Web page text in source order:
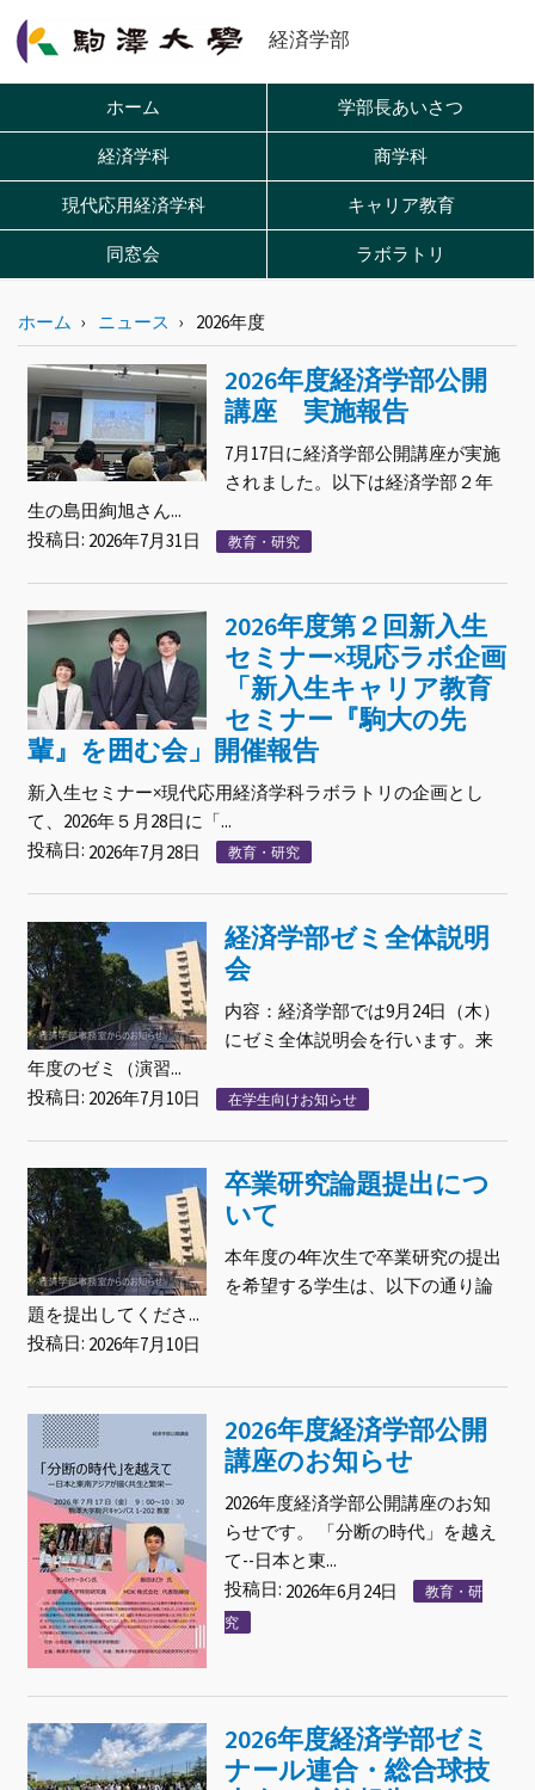
経済学部
ホーム 学部長あいさつ
経済学科 商学科
現代応用経済学科 キャリア教育
同窓会 ラボラトリ
ホーム ニュース 2026年度
2026年度経済学部公開
講座 実施報告
7月17日に経済学部公開講座が実施
されました。以下は経済学部２年
生の島田絢旭さん...
投稿日: 2026年7月31日 教育・研究
2026年度第２回新入生
セミナー×現応ラボ企画
「新入生キャリア教育
セミナー『駒大の先
輩』を囲む会」開催報告
新入生セミナー×現代応用経済学科ラボラトリの企画とし
て、2026年５月28日に「...
投稿日: 2026年7月28日 教育・研究
経済学部ゼミ全体説明
会
内容：経済学部では9月24日（木）
にゼミ全体説明会を行います。来
年度のゼミ（演習...
投稿日: 2026年7月10日 在学生向けお知らせ
卒業研究論題提出につ
いて
本年度の4年次生で卒業研究の提出
を希望する学生は、以下の通り論
題を提出してくださ...
投稿日: 2026年7月10日
2026年度経済学部公開
講座のお知らせ
2026年度経済学部公開講座のお知
らせです。 「分断の時代」を越え
て--日本と東...
投稿日: 2026年6月24日
教育・研
究
2026年度経済学部ゼミ
ナール連合・総合球技